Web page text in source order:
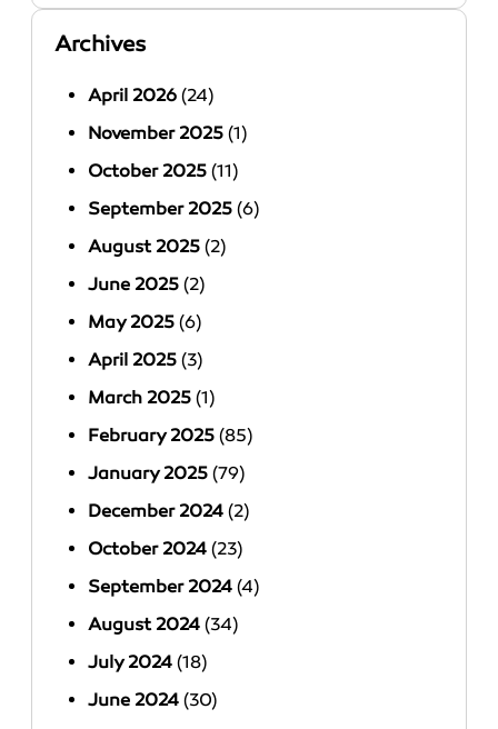
Archives
April 2026 (24)
November 2025 (1)
October 2025 (11)
September 2025 (6)
August 2025 (2)
June 2025 (2)
May 2025 (6)
April 2025 (3)
March 2025 (1)
February 2025 (85)
January 2025 (79)
December 2024 (2)
October 2024 (23)
September 2024 (4)
August 2024 (34)
July 2024 (18)
June 2024 (30)